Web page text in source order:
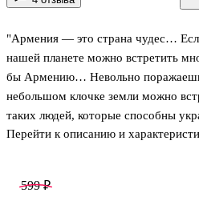
"Армения — это страна чудес…
нашей планете можно встретить
бы Армению… Невольно
небольшом клочке земли можно
таких людей, которые способны
предметом его гордости. Будь
Перейти к описанию и
599 ₽